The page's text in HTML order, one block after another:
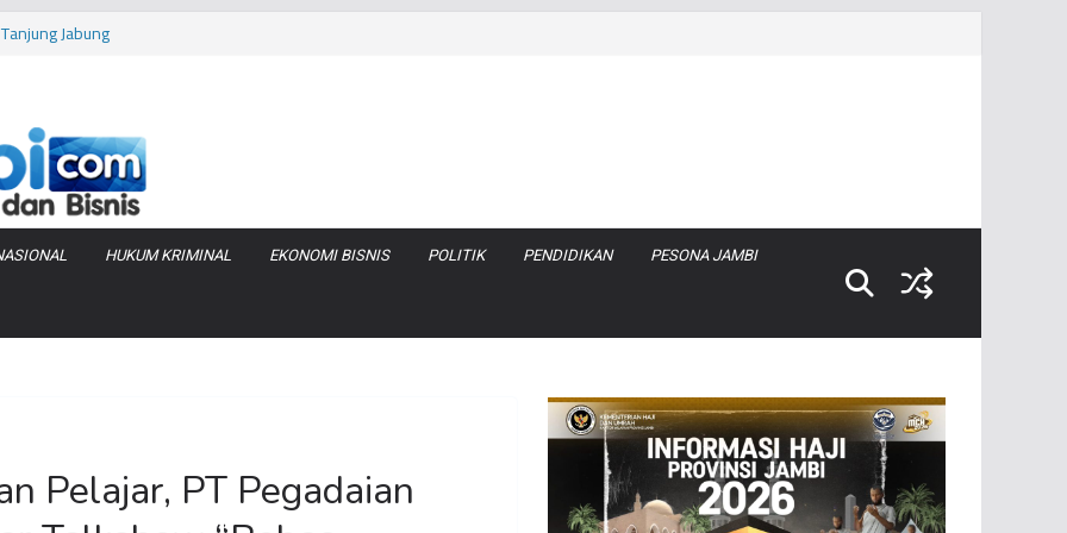
Jabung
Inflasi Jambi
Keracunan
Produksi Air
HUKUM KRIMINAL EKONOMI BISNIS POLITIK PENDIDIKAN PESONA JAMBI
Pelajar, PT Pegadaian